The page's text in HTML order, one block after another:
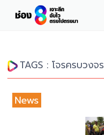
TAGS : โจรครบวงจร
News